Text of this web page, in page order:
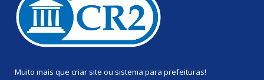
Muito mais que criar site ou sistema para prefeituras!